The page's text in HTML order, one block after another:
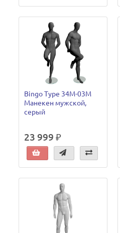
Bingo Type 34M-03M
Манекен мужской,
серый
23 999 ₽